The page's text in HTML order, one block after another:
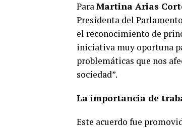
ParaMartina Arias
Presidenta del
el reconocimiento de
iniciativa muy oportuna
problemáticas que nos
sociedad”.
La importancia de
Este acuerdo fue